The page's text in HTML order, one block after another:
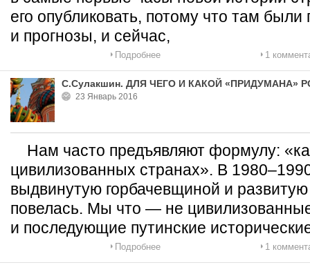
его опубликовать, потому что там
и прогнозы, и сейчас,
Подробнее 1
С.Сулакшин. ДЛЯ ЧЕГО И КАКОЙ «ПРИДУМАНА»
23 Январь 2016
Нам часто предъявляют формулу:
цивилизованных странах». В
выдвинутую горбачевщиной и
повелась. Мы что — не
и последующие путинские
Подробнее 1